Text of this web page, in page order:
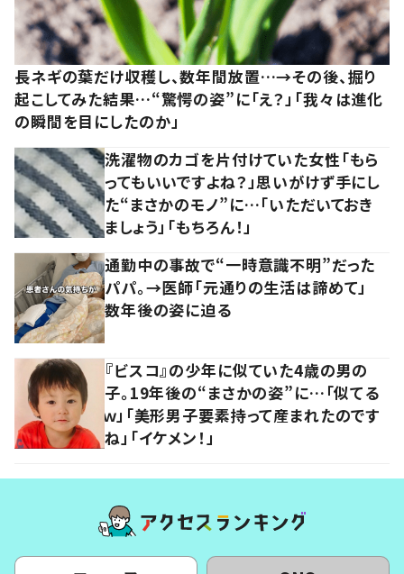
長ネギの葉だけ収穫し、数年間放置…→その後、掘り
起こしてみた結果…“驚愕の姿”に「え？」「我々は進化
の瞬間を目にしたのか」
洗濯物のカゴを片付けていた女性「もら
ってもいいですよね？」思いがけず手にし
た“まさかのモノ”に…「いただいておき
ましょう」「もちろん！」
通勤中の事故で“一時意識不明”だった
パパ。→医師「元通りの生活は諦めて」
数年後の姿に迫る
『ビスコ』の少年に似ていた4歳の男の
子。19年後の“まさかの姿”に…「似てる
ｗ」「美形男子要素持って産まれたのです
ね」「イケメン！」